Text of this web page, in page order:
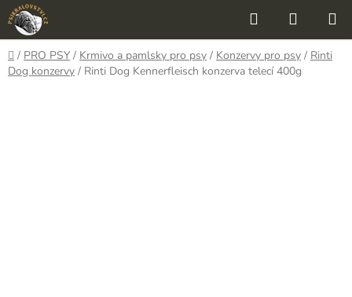
Přejít
na
obsah
Hledat
KOŠÍK
Domů
/ PRO PSY / Krmivo a pamlsky pro psy / Konzervy pro psy / Rinti
Dog konzervy / Rinti Dog Kennerfleisch konzerva telecí 400g